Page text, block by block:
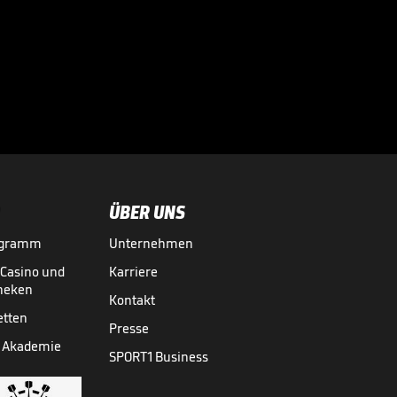
und
Akademie
ÜBER UNS
Unternehmen
Karriere
Kontakt
Presse
SPORT1 Business